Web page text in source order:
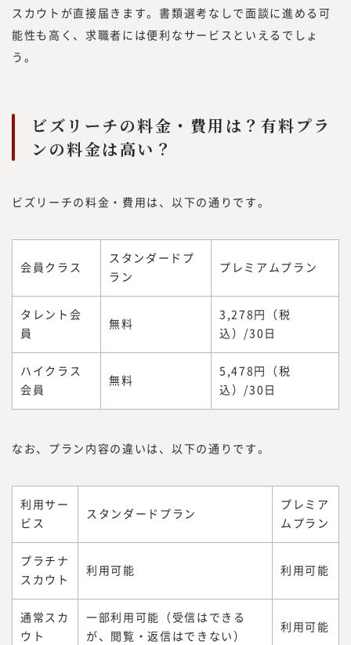
スカウトが直接届きます。書類選考なしで面談に進める可
能性も高く、求職者には便利なサービスといえるでしょ
う。
ビズリーチの料金・費用は？有料プラ
ンの料金は高い？
ビズリーチの料金・費用は、以下の通りです。
会員クラス
スタンダードプ
ラン
プレミアムプラン
タレント会
員
無料
3,278円（税
込）/30日
ハイクラス
会員
無料
5,478円（税
込）/30日
なお、プラン内容の違いは、以下の通りです。
利用サー
ビス
スタンダードプラン
プレミア
ムプラン
プラチナ
スカウト
利用可能 利用可能
通常スカ
ウト
一部利用可能（受信はできる
が、閲覧・返信はできない）
利用可能